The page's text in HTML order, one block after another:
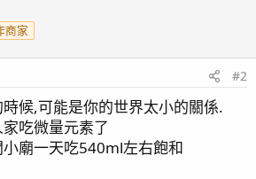
商家
#2
候,可能是你的世界太小的關係.
吃微量元素了
廟一天吃540ml左右飽和